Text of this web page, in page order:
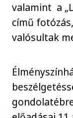
valamint a
című
valósultak